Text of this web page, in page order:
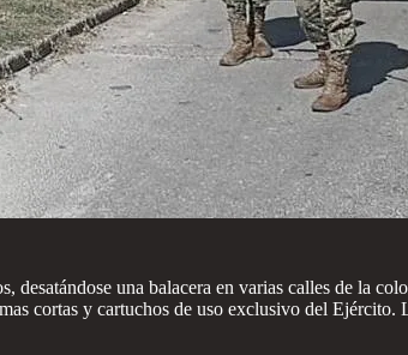
desatándose una balacera en varias calles de la
cortas y cartuchos de uso exclusivo del